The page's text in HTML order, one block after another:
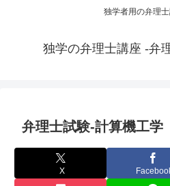
独学者用の弁理
独学の弁理士講座 -弁
弁理士試験-計算機工学
X